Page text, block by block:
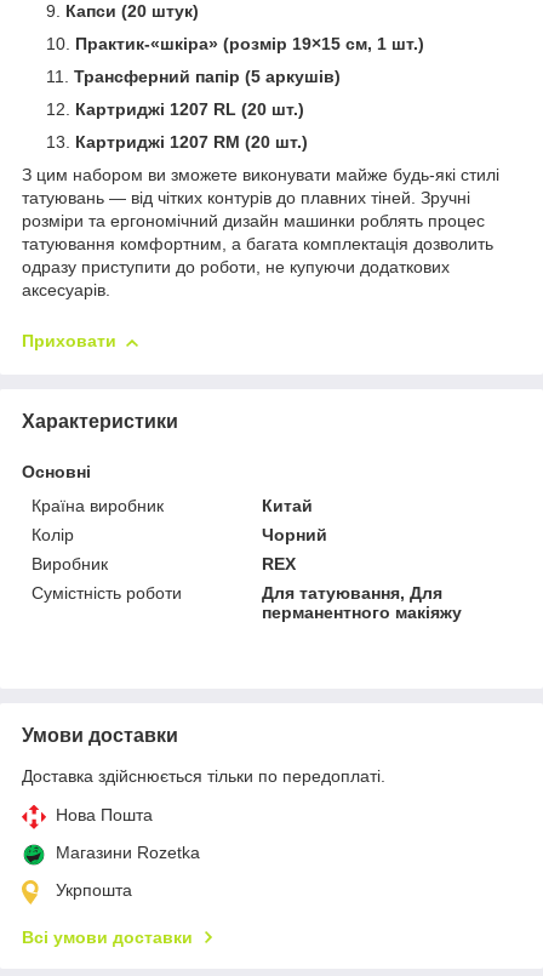
Капси (20 штук)
Практик-«шкіра» (розмір 19×15 см, 1 шт.)
Трансферний папір (5 аркушів)
Картриджі 1207 RL (20 шт.)
Картриджі 1207 RM (20 шт.)
З цим набором ви зможете виконувати майже будь-які стилі
татуювань — від чітких контурів до плавних тіней. Зручні
розміри та ергономічний дизайн машинки роблять процес
татуювання комфортним, а багата комплектація дозволить
одразу приступити до роботи, не купуючи додаткових
аксесуарів.
Приховати
Характеристики
Основні
Країна виробник
Китай
Колір
Чорний
Виробник
REX
Сумістність роботи
Для татуювання, Для
перманентного макіяжу
Умови доставки
Доставка здійснюється тільки по передоплаті.
Нова Пошта
Магазини Rozetka
Укрпошта
Всі умови доставки